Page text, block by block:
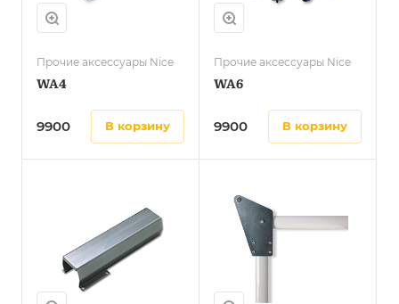
Прочие аксессуары Nice
WA4
9900 в корзину
Прочие аксессуары Nice
WA6
9900 в корзину